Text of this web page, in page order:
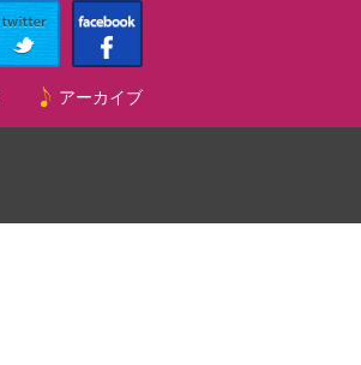
アーカイブ
ラオスフェスティバル202
ラオスフェスティバル202
2023
2022 中止
2021 中止
2020 中止
2019
2018
2017
2016
2015
2014
2012
2010
2007